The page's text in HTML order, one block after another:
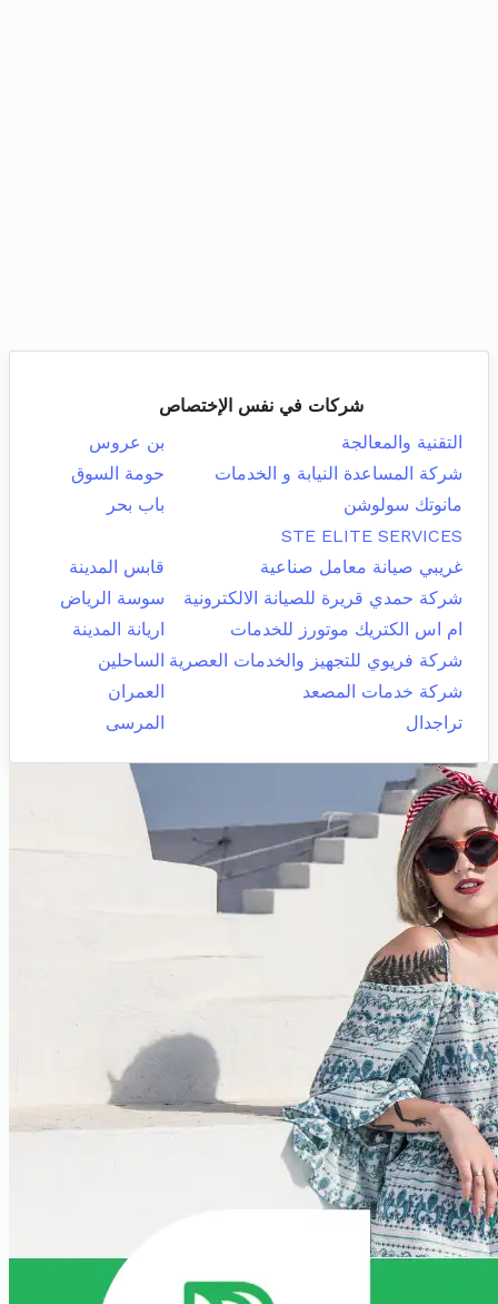
شركات في نفس الإختصاص
التقنية والمعالجة
بن عروس
شركة المساعدة النيابة و الخدمات
حومة السوق
مانوتك سولوشن
باب بحر
STE ELITE SERVICES
غريبي صيانة معامل صناعية
قابس المدينة
شركة حمدي قريرة للصيانة الالكترونية
سوسة الرياض
ام اس الكتريك موتورز للخدمات
اريانة المدينة
شركة فريوي للتجهيز والخدمات العصرية الساحلين
شركة خدمات المصعد
العمران
تراجدال
المرسى